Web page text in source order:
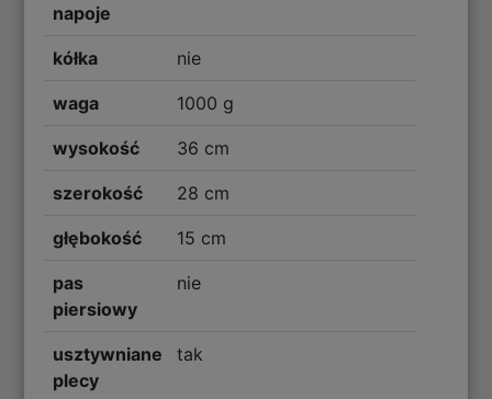
napoje
kółka nie
waga 1000 g
wysokość 36 cm
szerokość 28 cm
głębokość 15 cm
pas
piersiowy
nie
usztywniane
plecy
tak